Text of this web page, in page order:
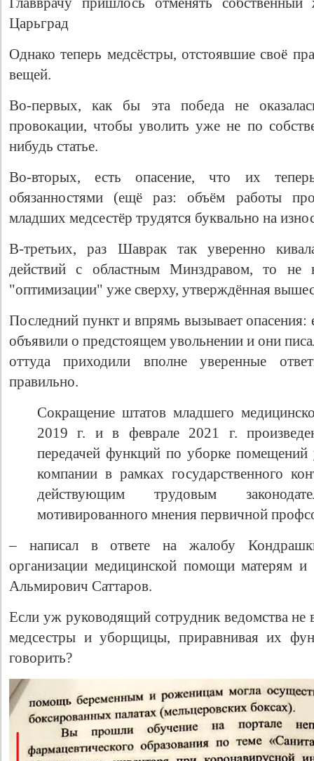
Царьград
Однако теперь медсёстры, отстоявшие своё
вещей.
Во-первых, как бы эта победа не
провокации, чтобы уволить уже не по
нибудь статье.
Во-вторых, есть опасение, что их
обязанностями (ещё раз: объём работы
младших медсестёр трудятся буквально на
В-третьих, раз Шаврак так уверенно
действий с областным Минздравом, то не
"оптимизации" уже сверху, утверждённая
Последний пункт и впрямь вызывает опасения:
объявили о предстоящем увольнении и они
оттуда приходили вполне уверенные
правильно.
Сокращение штатов младшего
2019 г. и в феврале 2021 г.
передачей функций по уборке помещений
компании в рамках государственного
действующим трудовым
мотивированного мнения первичной
– написал в ответе на жалобу
организации медицинской помощи матерям
Альмирович Саттаров.
Если уж руководящий сотрудник ведомства
медсестры и уборщицы, приравнивая их
говорить?